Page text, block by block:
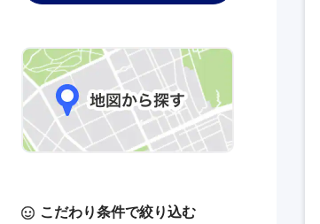
こだわり条件で絞り込む